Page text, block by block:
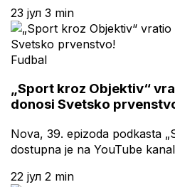
23 јул 3 min
Fudbal
„Sport kroz Objektiv“
donosi Svetsko
Nova, 39. epizoda podkasta
dostupna je na YouTube
22 јул 2 min